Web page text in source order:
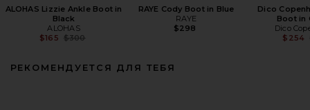
ALOHAS Lizzie Ankle Boot in
Black
ALOHAS
$165 Previous price:
$300
RAYE Cody Boot in Blue
RAYE
$298
Dico
Boot in
Dico
$254
РЕКОМЕНДУЕТСЯ ДЛЯ ТЕБЯ